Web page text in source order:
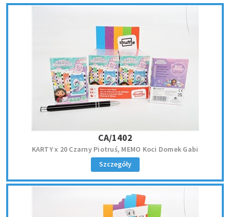
CA/1402
KARTY x 20 Czarny Piotruś, MEMO Koci Domek Gabi
Szczegóły